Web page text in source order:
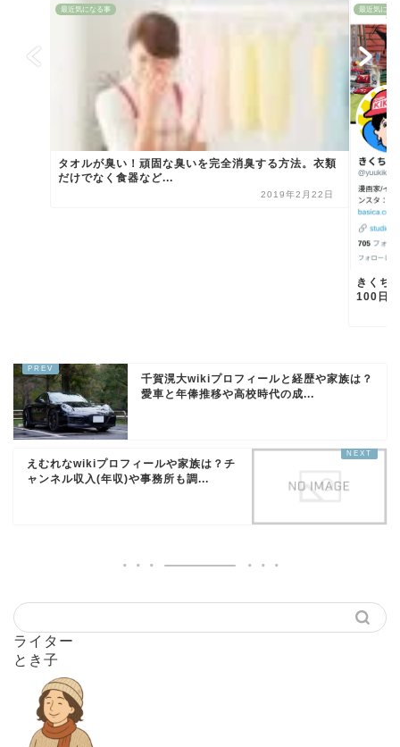
最近気になる事
タオルが臭い！頑固な臭いを完全消臭する方法。衣類
だけでなく食器など...
2019年2月22日
最近気にな
きくち
100日
千賀滉大wikiプロフィールと経歴や家族は？
愛車と年俸推移や高校時代の成...
えむれなwikiプロフィールや家族は？チ
ャンネル収入(年収)や事務所も調...
ライター
とき子